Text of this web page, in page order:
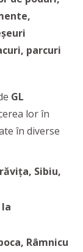
parcuri
GL
lor în
în diverse
Sibiu,
Râmnicu